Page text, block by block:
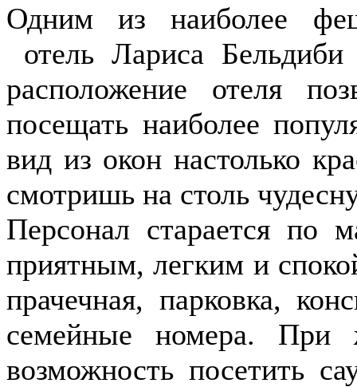
Одним из наиболее
отель Лариса
расположение отеля
посещать наиболее
вид из окон настолько
смотришь на столь
Персонал старается по
приятным, легким и
прачечная, парковка,
семейные номера. При
возможность посетить